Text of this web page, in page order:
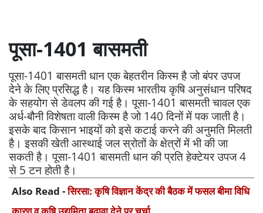
पूसा-1401 बासमती
पूसा-1401 बासमती धान एक बेहतरीन किस्म है जो बंपर उपज
देने के लिए प्रसिद्ध है। यह किस्म भारतीय कृषि अनुसंधान परिषद
के सहयोग से डेवलप की गई है। पूसा-1401 बासमती चावल एक
अर्ध-बौनी विशेषता वाली किस्म है जो 140 दिनों में पक जाती है।
इसके बाद किसान भाइयों को इसे कटाई करने की अनुमति मिलती
है। इसकी खेती आस्थाई जल स्रोतों के क्षेत्रों में भी की जा
सकती है। पूसा-1401 बासमती धान की प्रति हेक्टेयर उपज 4
से 5 टन होती है।
Also Read -सिरसा: कृषि विज्ञान केंद्र की बैठक में फसल बीमा विधि